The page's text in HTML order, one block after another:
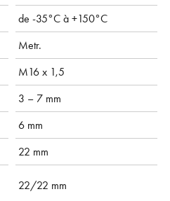
de -35°C à +150°C
Metr.
M16 x 1,5
3 – 7 mm
6 mm
22 mm
22/22 mm